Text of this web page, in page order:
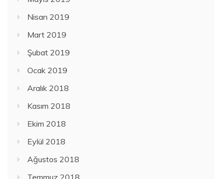
Nisan 2019
Mart 2019
Şubat 2019
Ocak 2019
Aralık 2018
Kasım 2018
Ekim 2018
Eylül 2018
Ağustos 2018
Temmuz 2018